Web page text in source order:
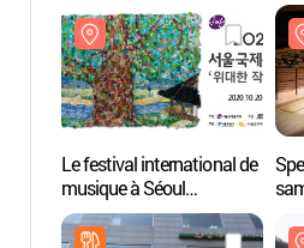
Le festival international de
musique à Séoul
(서울국제음악제)